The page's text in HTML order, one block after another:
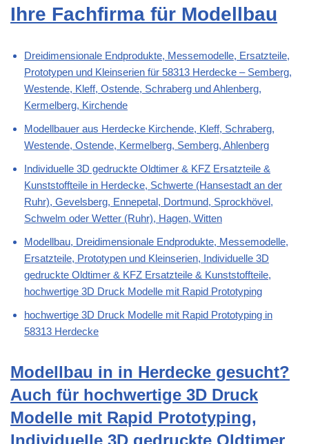
Ihre Fachfirma für Modellbau
Dreidimensionale Endprodukte, Messemodelle, Ersatzteile,
Prototypen und Kleinserien für 58313 Herdecke – Semberg,
Westende, Kleff, Ostende, Schraberg und Ahlenberg,
Kermelberg, Kirchende
Modellbauer aus Herdecke Kirchende, Kleff, Schraberg,
Westende, Ostende, Kermelberg, Semberg, Ahlenberg
Individuelle 3D gedruckte Oldtimer & KFZ Ersatzteile &
Kunststoffteile in Herdecke, Schwerte (Hansestadt an der
Ruhr), Gevelsberg, Ennepetal, Dortmund, Sprockhövel,
Schwelm oder Wetter (Ruhr), Hagen, Witten
Modellbau, Dreidimensionale Endprodukte, Messemodelle,
Ersatzteile, Prototypen und Kleinserien, Individuelle 3D
gedruckte Oldtimer & KFZ Ersatzteile & Kunststoffteile,
hochwertige 3D Druck Modelle mit Rapid Prototyping
hochwertige 3D Druck Modelle mit Rapid Prototyping in
58313 Herdecke
Modellbau in in Herdecke gesucht?
Auch für hochwertige 3D Druck
Modelle mit Rapid Prototyping,
Individuelle 3D gedruckte Oldtimer